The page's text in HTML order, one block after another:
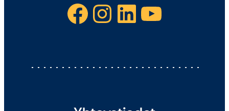
Facebook Instagram LinkedIn YouTube